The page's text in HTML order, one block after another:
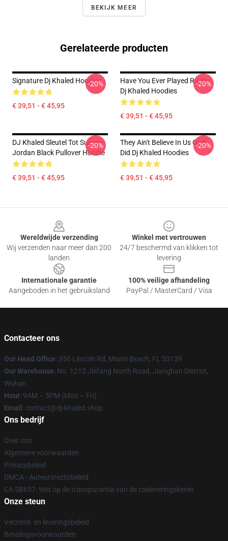
BEKIJK MEER
Gerelateerde producten
Signature Dj Khaled Hoodies
€ 39,51 - € 45,95
-20%
Have You Ever Played Rugby
Dj Khaled Hoodies
€ 39,51 - € 45,95
-20%
DJ Khaled Sleutel Tot Succes
Jordan Black Pullover Hoodie
€ 39,51 - € 45,95
-20%
They Ain't Believe In Us God
Did Dj Khaled Hoodies
€ 39,51 - € 45,95
-20%
Wereldwijde verzending
Wij verzenden naar meer dan 200
landen
Winkel met vertrouwen
24/7 beschermd van klikken tot
levering
Internationale garantie
Aangeboden in het gebruiksland
100% veilige afhandeling
PayPal / MasterCard / Visa
Contacteer ons
Our Head Office: 350 Lincoln Rd, Miami Beach, FL 33139
Our Warehouse: No. 1212 Jiefang North Road, Jianghan District,
Wuhan
Hour: 9AM – 5PM (Mon – Fri)
Email : contact@dj-khaled.shop
Ons bedrijf
Over ons
Algemene voorwaarden
Privacybeleid
DMCA - Auteursrechtbeleid
CA SB657: Wet op de transparantie van de toeleveringsketen
Onze steun
Verzend- en leveringsbeleid
Betalingsvoorwaarden